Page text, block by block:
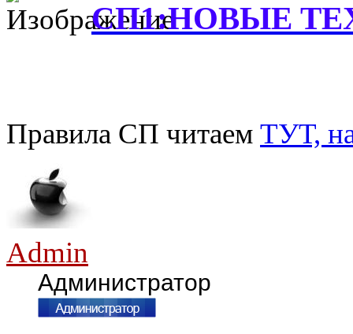
СП1:НОВЫЕ
Правила СП читаем ТУТ,
Admin
Администратор